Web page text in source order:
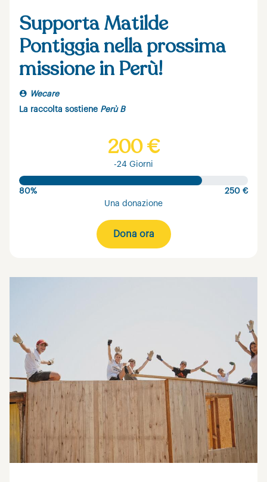
Supporta Matilde
Pontiggia nella prossima
missione in Perù!
Wecare
La raccolta sostiene Perù B
200 €
-24 Giorni
80%
250 €
Una donazione
Dona ora